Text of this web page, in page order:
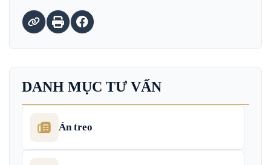
DANH MỤC TƯ VẤN
Án treo